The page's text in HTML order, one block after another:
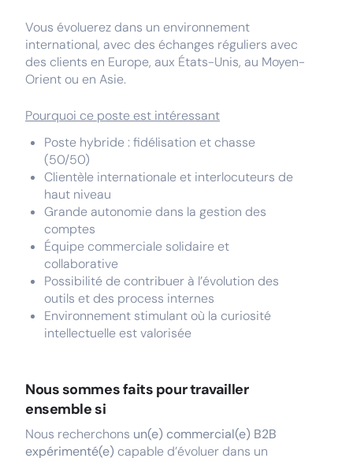
Vous évoluerez dans un environnement
international, avec des échanges réguliers avec
des clients en Europe, aux États-Unis, au Moyen-
Orient ou en Asie.
Pourquoi ce poste est intéressant
Poste hybride : fidélisation et chasse
(50/50)
Clientèle internationale et interlocuteurs de
haut niveau
Grande autonomie dans la gestion des
comptes
Équipe commerciale solidaire et
collaborative
Possibilité de contribuer à l’évolution des
outils et des process internes
Environnement stimulant où la curiosité
intellectuelle est valorisée
Nous sommes faits pour travailler
ensemble si
Nous recherchons un(e) commercial(e) B2B
expérimenté(e) capable d’évoluer dans un